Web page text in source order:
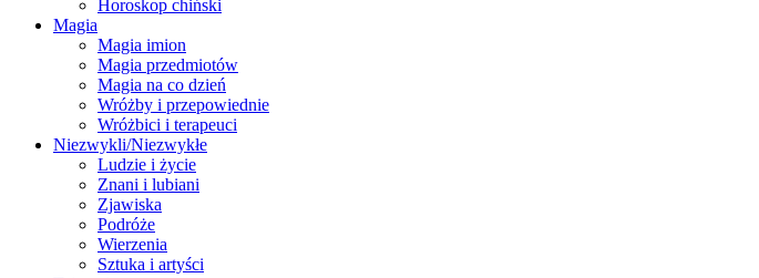
Horoskop chiński
Magia
Magia imion
Magia przedmiotów
Magia na co dzień
Wróżby i przepowiednie
Wróżbici i terapeuci
Niezwykli/Niezwykłe
Ludzie i życie
Znani i lubiani
Zjawiska
Podróże
Wierzenia
Sztuka i artyści